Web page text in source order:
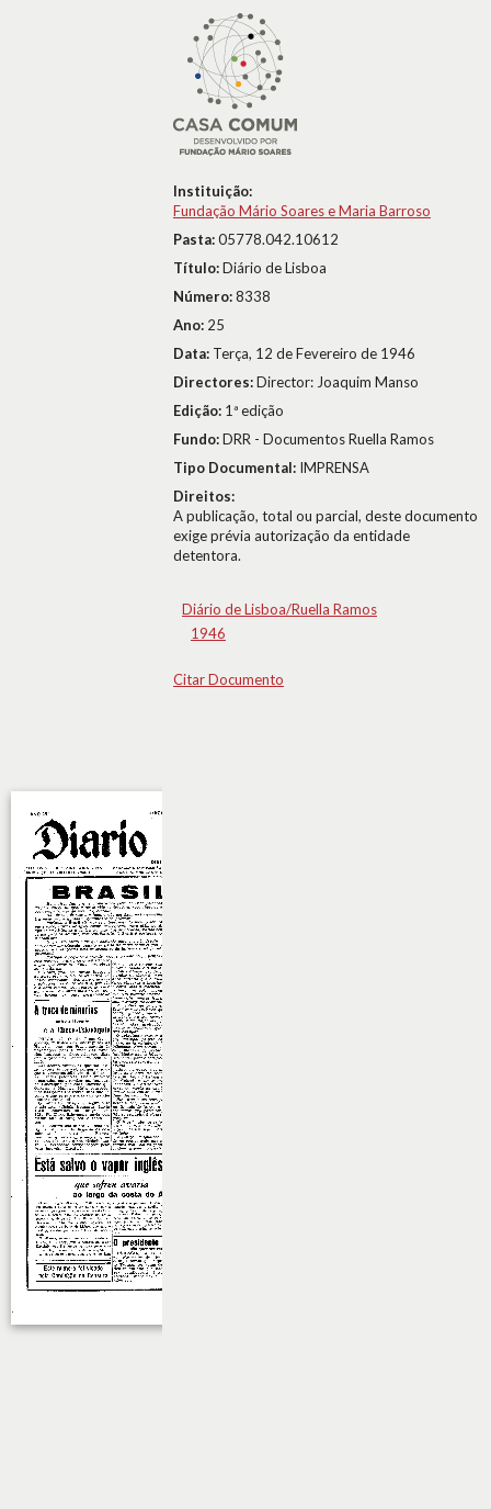
Instituição:
Fundação Mário Soares e Maria Barroso
Pasta:05778.042.10612
Título:Diário de Lisboa
Número:8338
Ano: 25
Data: Terça, 12 de Fevereiro de 1946
Directores:Director: Joaquim Manso
Edição: 1ª edição
Fundo:DRR - Documentos Ruella Ramos
Tipo Documental: IMPRENSA
Direitos:
A publicação, total ou parcial, deste documento
exige prévia autorização da entidade
detentora.
Diário de Lisboa/Ruella Ramos
1946
Citar Documento